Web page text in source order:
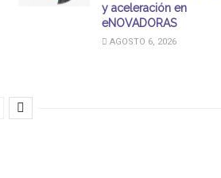
y aceleración en
eNOVADORAS
AGOSTO 6, 2026